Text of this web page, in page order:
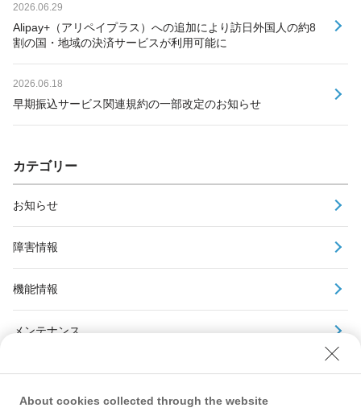
2026.06.29
Alipay+（アリペイプラス）への追加により訪日外国人の約8
割の国・地域の決済サービスが利用可能に
2026.06.18
早期振込サービス関連規約の一部改定のお知らせ
カテゴリー
お知らせ
障害情報
機能情報
メンテナンス
About cookies collected through the website